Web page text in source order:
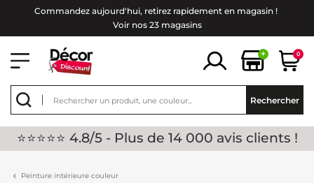
Commandez aujourd'hui, retirez rapidement en magasin !
Voir nos 23 magasins
+ 0
Rechercher
⭐⭐⭐⭐⭐ 4.8/5 - Plus de 14 000 avis clients !
Peinture intérieure couleur